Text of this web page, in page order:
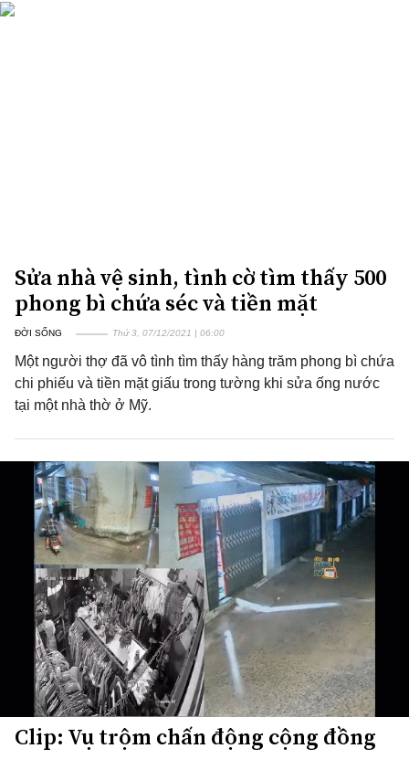
Sửa nhà vệ sinh, tình cờ tìm thấy 500
phong bì chứa séc và tiền mặt
ĐỜI SỐNG Thứ 3, 07/12/2021 | 06:00
Một người thợ đã vô tình tìm thấy hàng trăm phong bì chứa
chi phiếu và tiền mặt giấu trong tường khi sửa ống nước
tại một nhà thờ ở Mỹ.
Clip: Vụ trộm chấn động cộng đồng